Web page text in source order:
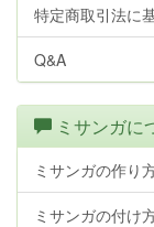
特定商取引法に
Q&A
ミサンガに
ミサンガの作り
ミサンガの付け